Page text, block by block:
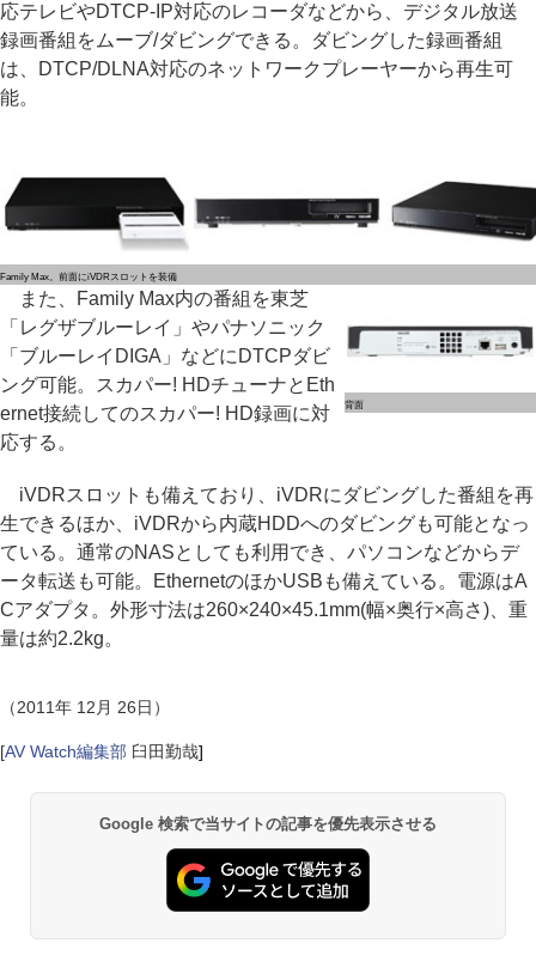
応テレビやDTCP-IP対応のレコーダなどから、デジタル放送
録画番組をムーブ/ダビングできる。ダビングした録画番組
は、DTCP/DLNA対応のネットワークプレーヤーから再生可
能。
Family Max。前面にiVDRスロットを装備
背面
また、Family Max内の番組を東芝
「レグザブルーレイ」やパナソニック
「ブルーレイDIGA」などにDTCPダビ
ング可能。スカパー! HDチューナとEth
ernet接続してのスカパー! HD録画に対
応する。
iVDRスロットも備えており、iVDRにダビングした番組を再
生できるほか、iVDRから内蔵HDDへのダビングも可能となっ
ている。通常のNASとしても利用でき、パソコンなどからデ
ータ転送も可能。EthernetのほかUSBも備えている。電源はA
Cアダプタ。外形寸法は260×240×45.1mm(幅×奥行×高さ)、重
量は約2.2kg。
（2011年 12月 26日）
[AV Watch編集部 臼田勤哉]
Google 検索で当サイトの記事を優先表示させる